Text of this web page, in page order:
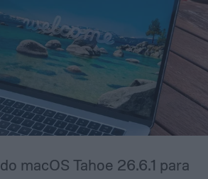
macOS Tahoe 26.6.1 para